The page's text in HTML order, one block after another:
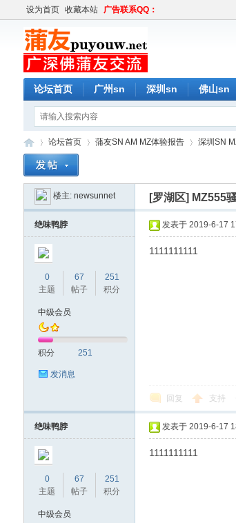
设为首页 收藏本站 广告联系QQ：
论坛首页 广州sn 深圳sn 佛山sn
»
论坛首页
›
蒲友SN AM MZ体验报告
›
深圳SN
楼主: newsunnet [罗湖区] MZ555
绝味鸭脖
0
主题
67
帖子
251
积分
中级会员
积分 251
发消息
发表于 2019-6-17
1111111111
回复 支持
绝味鸭脖
0
主题
67
帖子
251
积分
中级会员
发表于 2019-6-17
1111111111